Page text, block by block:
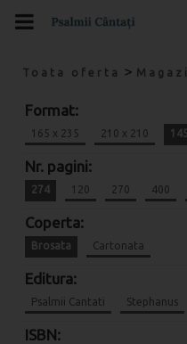
Toata oferta >
Format:
165 x 235 210 x 210
Nr. pagini:
274 120 270 400
Coperta:
Brosata Cartonata
Editura:
Psalmii Cantati Stephanus
ISBN: